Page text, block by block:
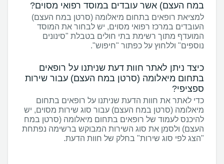
במח העצם) אשר עובדים במוסד רפואי מסוים?
למציאת רופאים בתחום מיאלומה (סרטן במח העצם)
העובדים במרכז רפואי מסוים, יש לבחור את המוסד
המועדף מתוך רשימת בתי חולים בטבלת "סינונים
נוספים" וללחוץ על כפתור "חיפוש".
כיצד ניתן לאתר חוות דעת שניתנו על רופאים
בתחום מיאלומה (סרטן במח העצם) עבור שירות
ספציפי?
כדי לאתר את חוות הדעת שניתנו על רופאים בתחום
מיאלומה (סרטן במח העצם) עבור סוג שירות מסוים, יש
להיכנס לעמוד של רופאים בתחום מיאלומה (סרטן במח
העצם) ולסמן את סוג השירות המבוקש ברשימה נפתחת
"הצג לפי סוג שירות" בחלק של חוות הדעת.